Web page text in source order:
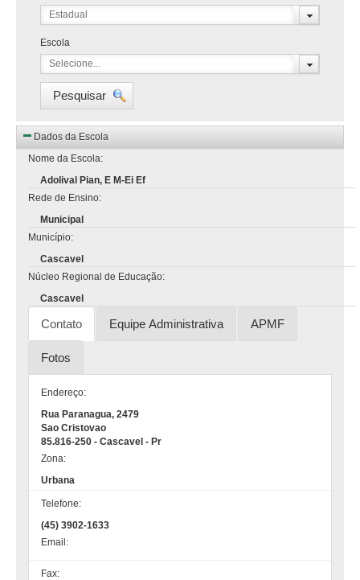
Estadual
Escola
Selecione...
Pesquisar
Dados da Escola
Nome da Escola:
Adolival Pian, E M-Ei Ef
Rede de Ensino:
Municipal
Município:
Cascavel
Núcleo Regional de Educação:
Cascavel
Contato Equipe Administrativa APMF
Fotos
Endereço:
Rua Paranagua, 2479
Sao Cristovao
85.816-250 - Cascavel - Pr
Zona:
Urbana
Telefone:
(45) 3902-1633
Email:
Fax: